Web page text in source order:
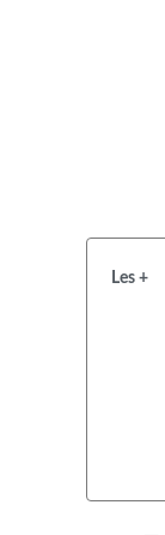
Les +